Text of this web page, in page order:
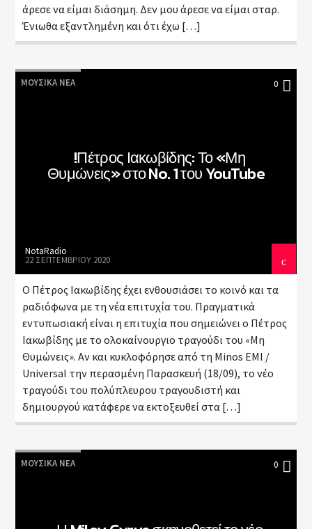
άρεσε να είμαι διάσημη. Δεν μου άρεσε να είμαι σταρ.
Ένιωθα εξαντλημένη και ότι έχω […]
ΜΟΥΣΙΚΆ ΝΈΑ 0
!Πέτρος Ιακωβίδης: Το «Μη
Θυμώνεις» στο No. 1 του YouTube
NotaRadio
22 ΣΕΠΤΕΜΒΡΊΟΥ 2020
Ο Πέτρος Ιακωβίδης έχει ενθουσιάσει το κοινό και τα
ραδιόφωνα με τη νέα επιτυχία του. Πραγματικά
εντυπωσιακή είναι η επιτυχία που σημειώνει ο Πέτρος
Ιακωβίδης με το ολοκαίνουργιο τραγούδι του «Μη
Θυμώνεις». Αν και κυκλοφόρησε από τη Minos EMI /
Universal την περασμένη Παρασκευή (18/09), το νέο
τραγούδι του πολύπλευρου τραγουδιστή και
δημιουργού κατάφερε να εκτοξευθεί στα […]
ΜΟΥΣΙΚΆ ΝΈΑ 0